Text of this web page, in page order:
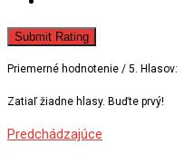
Submit Rating
Priemerné hodnotenie / 5. Hlasov:
Zatiaľ žiadne hlasy. Buďte prvý!
Predchádzajúce